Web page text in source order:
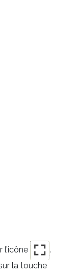
l’icône
.
la touche